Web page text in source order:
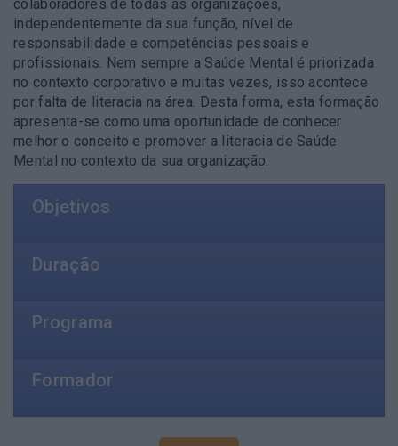
colaboradores de todas as organizações,
independentemente da sua função, nível de
responsabilidade e competências pessoais e
profissionais. Nem sempre a Saúde Mental é priorizada
no contexto corporativo e muitas vezes, isso acontece
por falta de literacia na área. Desta forma, esta formação
apresenta-se como uma oportunidade de conhecer
melhor o conceito e promover a literacia de Saúde
Mental no contexto da sua organização.
Objetivos
Duração
Programa
Formador